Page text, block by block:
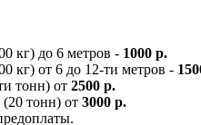
кг) до 6 метров - 1000 р.
кг) от 6 до 12-ти метров -
тонн) от 2500 р.
тонн) от 3000 р.